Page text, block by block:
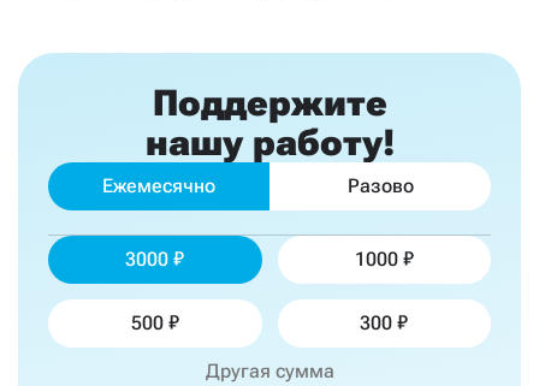
Поддержите
нашу работу!
Ежемесячно Разово
3000 1000
500 300